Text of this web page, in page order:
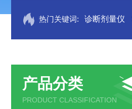
热门关键词: 诊断剂量仪
产品分类
PRODUCT CLASSIFICATION